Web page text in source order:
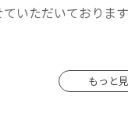
いただいております
もっと